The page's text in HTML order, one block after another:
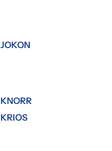
JOKON
KNORR
KRIOS